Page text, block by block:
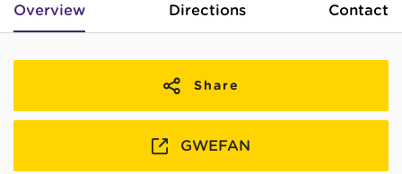
Overview Directions Contact
Share
GWEFAN